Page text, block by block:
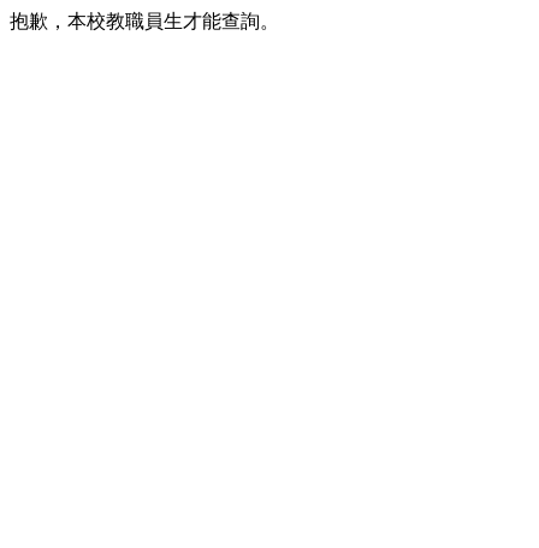
抱歉，本校教職員生才能查詢。